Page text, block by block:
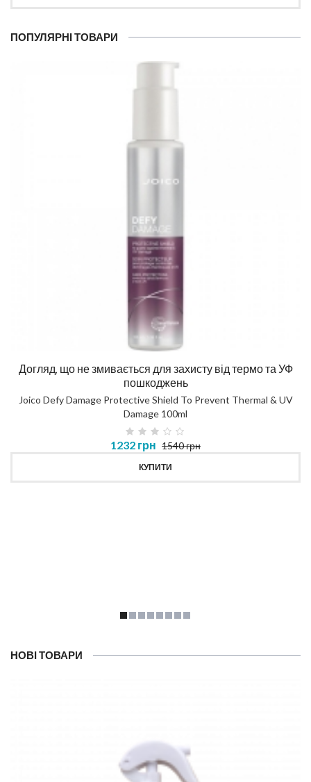
ПОПУЛЯРНІ ТОВАРИ
Догляд, що не змивається для захисту від термо та УФ
пошкоджень
Joico Defy Damage Protective Shield To Prevent Thermal & UV
Damage 100ml
1232 грн 1540 грн
КУПИТИ
НОВІ ТОВАРИ